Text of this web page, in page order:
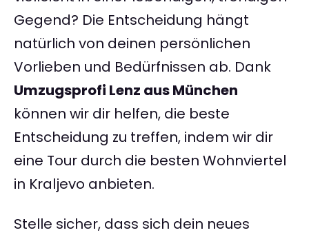
Gegend? Die Entscheidung hängt
natürlich von deinen persönlichen
Vorlieben und Bedürfnissen ab. Dank
Umzugsprofi Lenz aus München
können wir dir helfen, die beste
Entscheidung zu treffen, indem wir dir
eine Tour durch die besten Wohnviertel
in Kraljevo anbieten.
Stelle sicher, dass sich dein neues